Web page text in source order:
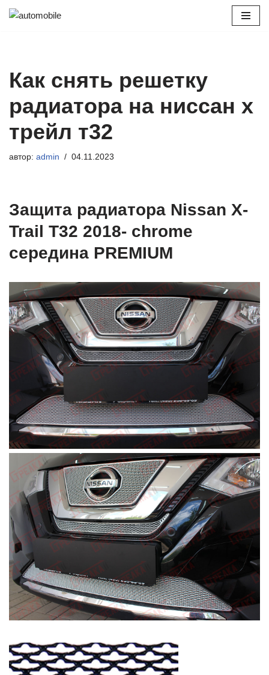
Как снять решетку
радиатора на ниссан х
трейл т32
автор: admin 04.11.2023
Защита радиатора Nissan X-
Trail T32 2018- chrome
середина PREMIUM